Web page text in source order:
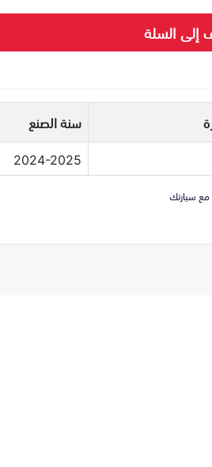
إلى السلة
سنة الصنع
2024-2025